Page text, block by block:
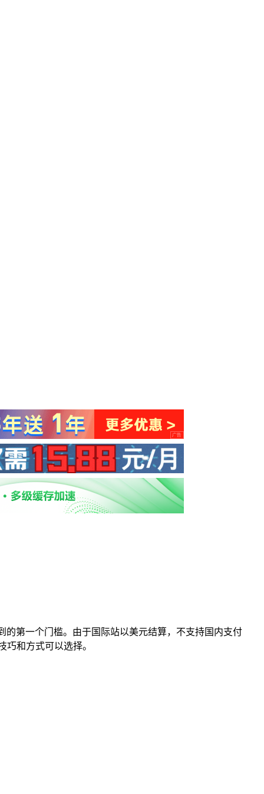
的第一个门槛。由于国际站以美元结算，不支持国内支付
和方式可以选择。